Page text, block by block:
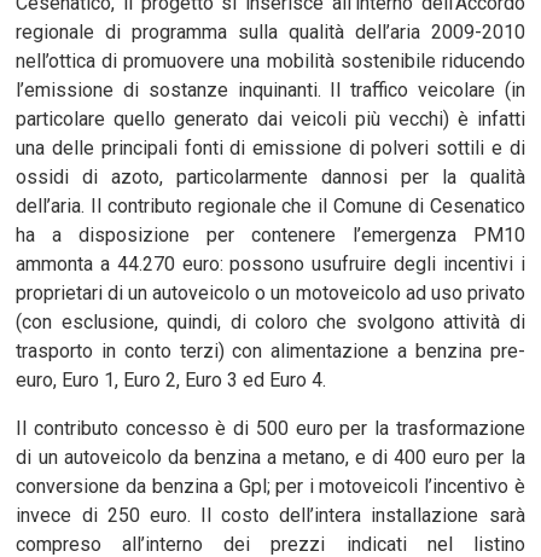
regionale di programma sulla qualità dell’aria 2009-2010
nell’ottica di promuovere una mobilità sostenibile riducendo
l’emissione di sostanze inquinanti. Il traffico veicolare (in
particolare quello generato dai veicoli più vecchi) è infatti
una delle principali fonti di emissione di polveri sottili e di
ossidi di azoto, particolarmente dannosi per la qualità
dell’aria. Il contributo regionale che il Comune di Cesenatico
ha a disposizione per contenere l’emergenza PM10
ammonta a 44.270 euro: possono usufruire degli incentivi i
proprietari di un autoveicolo o un motoveicolo ad uso privato
(con esclusione, quindi, di coloro che svolgono attività di
trasporto in conto terzi) con alimentazione a benzina pre-
euro, Euro 1, Euro 2, Euro 3 ed Euro 4.
Il contributo concesso è di 500 euro per la trasformazione
di un autoveicolo da benzina a metano, e di 400 euro per la
conversione da benzina a Gpl; per i motoveicoli l’incentivo è
invece di 250 euro. Il costo dell’intera installazione sarà
compreso all’interno dei prezzi indicati nel listino